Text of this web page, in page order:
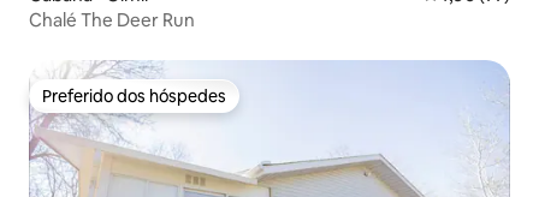
Chalé The Deer Run
Preferido dos hóspedes
Preferido dos hóspedes